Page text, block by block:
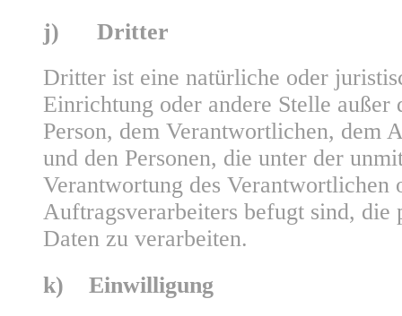
j) Dritter
Dritter ist eine natürliche oder
Einrichtung oder andere Stelle außer
Person, dem Verantwortlichen, dem
und den Personen, die unter der
Verantwortung des Verantwortlichen
Auftragsverarbeiters befugt sind, die
Daten zu verarbeiten.
k) Einwilligung